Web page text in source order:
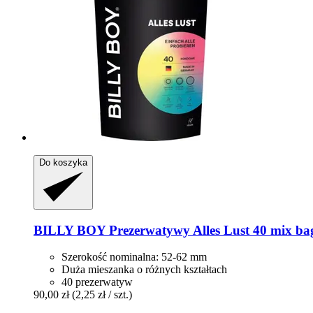
Do koszyka
BILLY BOYPrezerwatywy Alles Lust 40 mix
Szerokość nominalna: 52-62 mm
Duża mieszanka o różnych kształtach
40 prezerwatyw
90,00 zł (2,25 zł / szt.)